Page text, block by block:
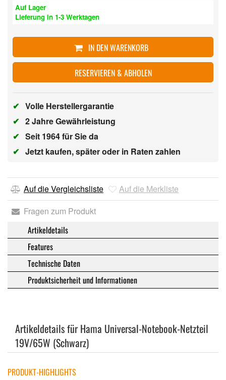
Auf Lager
Lieferung in 1-3 Werktagen
IN DEN WARENKORB
RESERVIEREN & ABHOLEN
✔ Volle Herstellergarantie
✔ 2 Jahre Gewährleistung
✔ Seit 1964 für Sie da
✔ Jetzt kaufen, später oder in Raten zahlen
Auf die Vergleichsliste
Auf die Merkliste
Fragen zum Produkt
Artikeldetails
Features
Technische Daten
Produktsicherheit und Informationen
Artikeldetails für Hama Universal-Notebook-Netzteil
19V/65W (Schwarz)
PRODUKT-HIGHLIGHTS